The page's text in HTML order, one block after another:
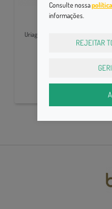
Pele Sensível
Uriage Toléderm Gel Lt Desmaq 150ml
Consulte nossa
informações.
REJEITAR